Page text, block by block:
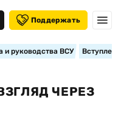
Поддержать
и руководства ВСУ
ЧЕРЕЗ